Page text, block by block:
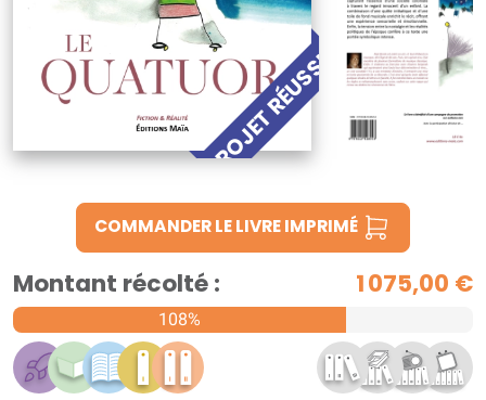
PROJET RÉUSSI !
COMMANDER LE LIVRE IMPRIMÉ
Montant récolté : 1 075,00 €
108%